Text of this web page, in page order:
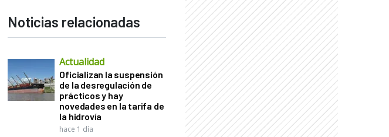
Noticias relacionadas
Actualidad
Oficializan la suspensión
de la desregulación de
prácticos y hay
novedades en la tarifa de
la hidrovía
hace 1 día